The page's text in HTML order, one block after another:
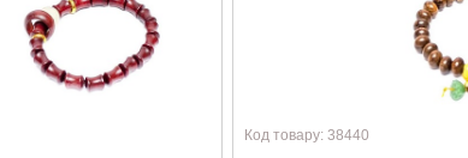
Код товару: 38440